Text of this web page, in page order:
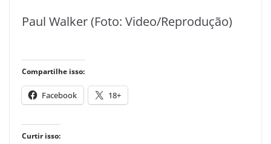
Paul Walker (Foto: Video/Reprodução)
Compartilhe isso:
Facebook 18+
Curtir isso: